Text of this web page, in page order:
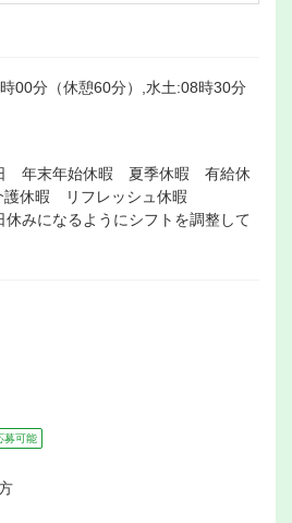
00分（休憩60分）,水土:08時30分
年末年始休暇 夏季休暇 有給休
休暇 リフレッシュ休暇
みになるようにシフトを調整して
募可能